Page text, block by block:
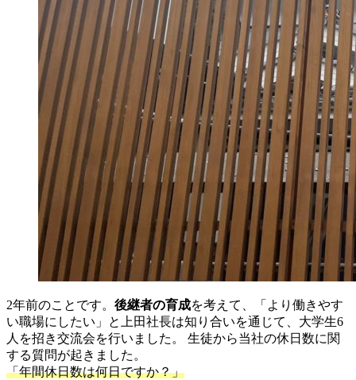
2年前のことです。 後継者の育成を考えて、「より働きやす
い職場にしたい」と上田社長は知り合いを通じて、大学生6
人を招き交流会を行いました。 生徒から当社の休日数に関
する質問が起きました。
「年間休日数は何日ですか？」